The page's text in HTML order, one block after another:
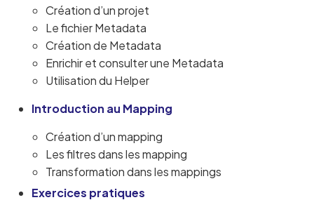
Création d’un projet
Le fichier Metadata
Création de Metadata
Enrichir et consulter une Metadata
Utilisation du Helper
Introduction au Mapping
Création d’un mapping
Les filtres dans les mapping
Transformation dans les mappings
Exercices pratiques